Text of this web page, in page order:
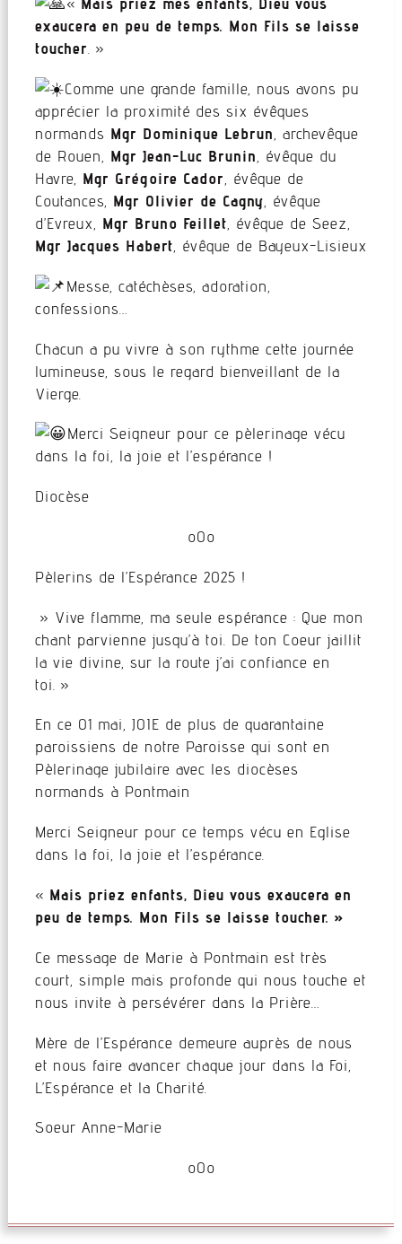
exaucera en peu de temps. Mon Fils se laisse
toucher . »
Comme une grande famille, nous avons pu
apprécier la proximité des six évêques
normands Mgr Dominique Lebrun , archevêque
de Rouen, Mgr Jean-Luc Brunin , évêque du
Havre, Mgr Grégoire Cador , évêque de
Coutances, Mgr Olivier de Cagny , évêque
d’Evreux, Mgr Bruno Feillet , évêque de Seez,
Mgr Jacques Habert , évêque de Bayeux-Lisieux
Messe, catéchèses, adoration,
confessions…
Chacun a pu vivre à son rythme cette journée
lumineuse, sous le regard bienveillant de la
Vierge.
Merci Seigneur pour ce pèlerinage vécu
dans la foi, la joie et l’espérance !
Diocèse
oOo
Pèlerins de l’Espérance 2025 !
» Vive flamme, ma seule espérance : Que mon
chant parvienne jusqu’à toi. De ton Coeur jaillit
la vie divine, sur la route j’ai confiance en
toi. »
En ce 01 mai, JOIE de plus de quarantaine
paroissiens de notre Paroisse qui sont en
Pèlerinage jubilaire avec les diocèses
normands à Pontmain
Merci Seigneur pour ce temps vécu en Eglise
dans la foi, la joie et l’espérance.
« Mais priez enfants, Dieu vous exaucera en
peu de temps. Mon Fils se laisse toucher. »
Ce message de Marie à Pontmain est très
court, simple mais profonde qui nous touche et
nous invite à persévérer dans la Prière…
Mère de l’Espérance demeure auprès de nous
et nous faire avancer chaque jour dans la Foi,
L’Espérance et la Charité.
Soeur Anne-Marie
oOo